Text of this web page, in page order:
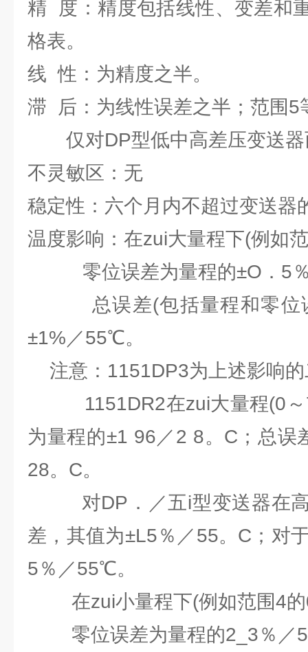
精 度：精度包括线性、变差和
格表。
线 性：为精度之半。
滞 后：为线性误差之半；范围5
仅对DP型低中高差压变送器
不灵敏区：无
稳定性：六个月内不超过变送器
温度影响：在zui大量程下(例如
零位误差为量程的±O．5％
总误差(包括量程和零位
±1%／55℃。
注意：1151DP3为上述影响的
1151DR2在zui大量程(0～7
为量程的±1 96／2 8。C；总误
28。C。
对DP．／五i型变送器在高
差，其值为±L5％／55。C；对
5％／55℃。
在zui小量程下(例如范围4的
零位误差为量程的2_3％／